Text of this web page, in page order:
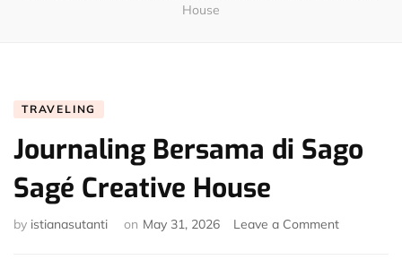
House
TRAVELING
Journaling Bersama di Sago
Sagé Creative House
by istianasutanti on May 31, 2026 Leave a Commenton